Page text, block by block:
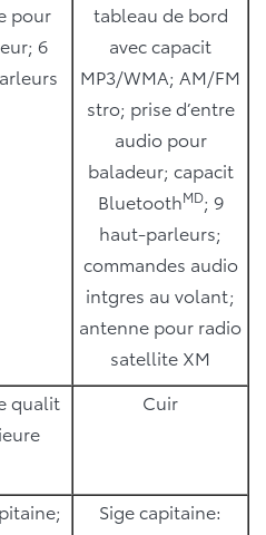
pour
6
tableau de bord
avec capacit
MP3/WMA; AM/FM
stro; prise d’entre
audio pour
baladeur; capacit
BluetoothMD; 9
haut-parleurs;
commandes audio
intgres au volant;
antenne pour radio
satellite XM
qualit
Cuir
Sige capitaine: